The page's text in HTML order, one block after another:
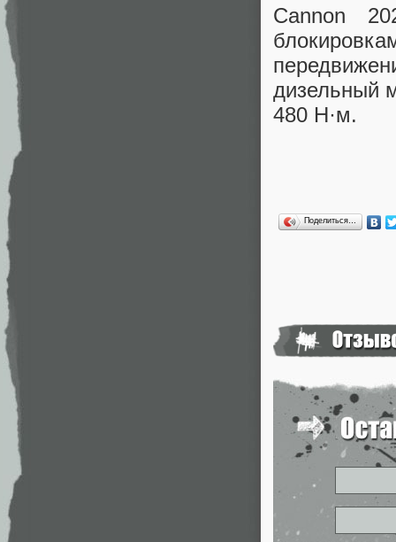
Cannon
дизельный
480 Н·м.
Поделиться…